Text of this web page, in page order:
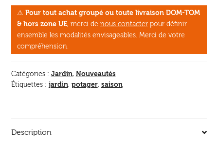
Jardine
en
été
⚠ Pour tout achat groupé ou toute livraison DOM-TOM
& hors zone UE, merci de nous contacterpour définir
ensemble les modalités envisageables. Merci de votre
compréhension.
Catégories : Jardin, Nouveautés
Étiquettes : jardin, potager, saison
Description